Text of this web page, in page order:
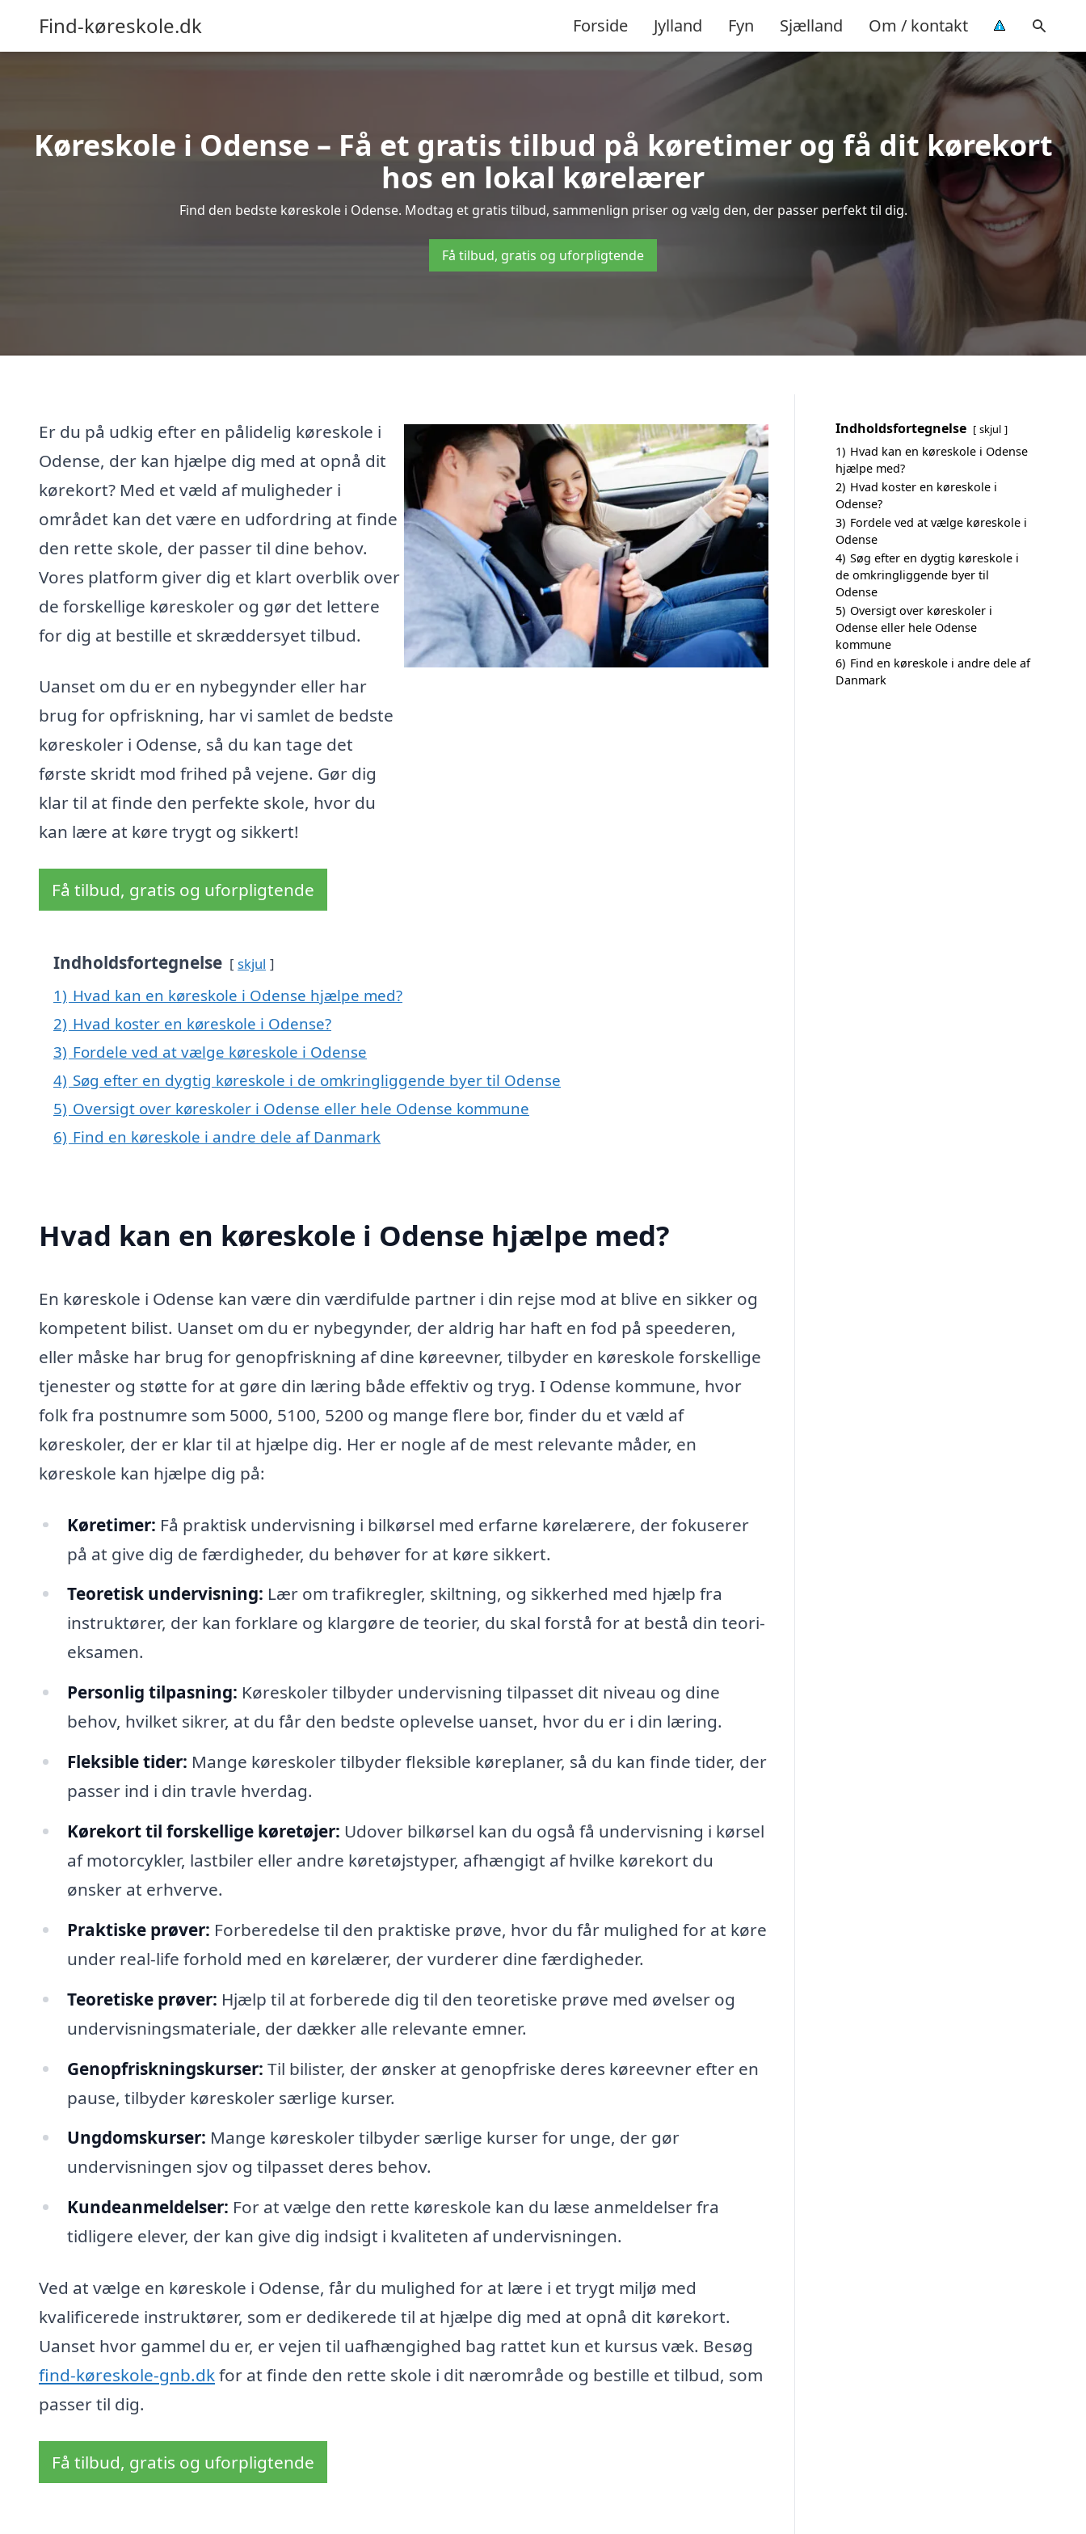
Find-køreskole.dk Forside Jylland Fyn Sjælland Om / kontakt
Køreskole i Odense – Få et gratis tilbud på køretimer og få dit kørekort
hos en lokal kørelærer
Find den bedste køreskole i Odense. Modtag et gratis tilbud, sammenlign priser og vælg den, der passer perfekt til dig.
Få tilbud, gratis og uforpligtende
Er du på udkig efter en pålidelig køreskole i
Odense, der kan hjælpe dig med at opnå dit
kørekort? Med et væld af muligheder i
området kan det være en udfordring at finde
den rette skole, der passer til dine behov.
Vores platform giver dig et klart overblik over
de forskellige køreskoler og gør det lettere
for dig at bestille et skræddersyet tilbud.
Uanset om du er en nybegynder eller har
brug for opfriskning, har vi samlet de bedste
køreskoler i Odense, så du kan tage det
første skridt mod frihed på vejene. Gør dig
klar til at finde den perfekte skole, hvor du
kan lære at køre trygt og sikkert!
Få tilbud, gratis og uforpligtende
Indholdsfortegnelse skjul
1) Hvad kan en køreskole i Odense hjælpe med?
2) Hvad koster en køreskole i Odense?
3) Fordele ved at vælge køreskole i Odense
4) Søg efter en dygtig køreskole i de omkringliggende byer til Odense
5) Oversigt over køreskoler i Odense eller hele Odense kommune
6) Find en køreskole i andre dele af Danmark
Hvad kan en køreskole i Odense hjælpe med?
En køreskole i Odense kan være din værdifulde partner i din rejse mod at blive en sikker og
kompetent bilist. Uanset om du er nybegynder, der aldrig har haft en fod på speederen,
eller måske har brug for genopfriskning af dine køreevner, tilbyder en køreskole forskellige
tjenester og støtte for at gøre din læring både effektiv og tryg. I Odense kommune, hvor
folk fra postnumre som 5000, 5100, 5200 og mange flere bor, finder du et væld af
køreskoler, der er klar til at hjælpe dig. Her er nogle af de mest relevante måder, en
køreskole kan hjælpe dig på:
Køretimer: Få praktisk undervisning i bilkørsel med erfarne kørelærere, der fokuserer
på at give dig de færdigheder, du behøver for at køre sikkert.
Teoretisk undervisning: Lær om trafikregler, skiltning, og sikkerhed med hjælp fra
instruktører, der kan forklare og klargøre de teorier, du skal forstå for at bestå din teori-
eksamen.
Personlig tilpasning: Køreskoler tilbyder undervisning tilpasset dit niveau og dine
behov, hvilket sikrer, at du får den bedste oplevelse uanset, hvor du er i din læring.
Fleksible tider: Mange køreskoler tilbyder fleksible køreplaner, så du kan finde tider, der
passer ind i din travle hverdag.
Kørekort til forskellige køretøjer: Udover bilkørsel kan du også få undervisning i kørsel
af motorcykler, lastbiler eller andre køretøjstyper, afhængigt af hvilke kørekort du
ønsker at erhverve.
Praktiske prøver: Forberedelse til den praktiske prøve, hvor du får mulighed for at køre
under real-life forhold med en kørelærer, der vurderer dine færdigheder.
Teoretiske prøver: Hjælp til at forberede dig til den teoretiske prøve med øvelser og
undervisningsmateriale, der dækker alle relevante emner.
Genopfriskningskurser: Til bilister, der ønsker at genopfriske deres køreevner efter en
pause, tilbyder køreskoler særlige kurser.
Ungdomskurser: Mange køreskoler tilbyder særlige kurser for unge, der gør
undervisningen sjov og tilpasset deres behov.
Kundeanmeldelser: For at vælge den rette køreskole kan du læse anmeldelser fra
tidligere elever, der kan give dig indsigt i kvaliteten af undervisningen.
Ved at vælge en køreskole i Odense, får du mulighed for at lære i et trygt miljø med
kvalificerede instruktører, som er dedikerede til at hjælpe dig med at opnå dit kørekort.
Uanset hvor gammel du er, er vejen til uafhængighed bag rattet kun et kursus væk. Besøg
find-køreskole-gnb.dkfor at finde den rette skole i dit nærområde og bestille et tilbud, som
passer til dig.
Få tilbud, gratis og uforpligtende
Indholdsfortegnelse skjul
1) Hvad kan en køreskole i Odense
hjælpe med?
2) Hvad koster en køreskole i
Odense?
3) Fordele ved at vælge køreskole i
Odense
4) Søg efter en dygtig køreskole i
de omkringliggende byer til
Odense
5) Oversigt over køreskoler i
Odense eller hele Odense
kommune
6) Find en køreskole i andre dele af
Danmark